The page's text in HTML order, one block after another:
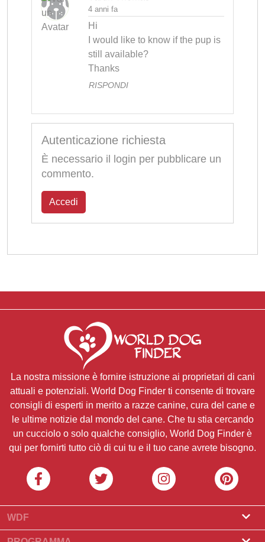
4 anni fa
Hi
I would like to know if the pup is
still available?
Thanks
RISPONDI
Autenticazione richiesta
È necessario il login per pubblicare un
commento.
Accedi
La nostra missione è fornire istruzione ai proprietari di cani
attuali e potenziali. World Dog Finder ti consente di trovare
consigli di esperti in merito a razze canine, cura del cane e
le ultime notizie dal mondo del cane. Che tu stia cercando
un cucciolo o solo qualche consiglio, World Dog Finder è
qui per fornirti tutto ciò di cui tu e il tuo cane avrete bisogno.
WDF
Riguardo a noi